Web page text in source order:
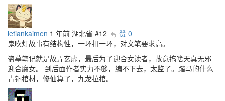
letiankaimen 1 年前 湖北省 #12
赞 0
鬼吹灯故事有结构性，一环扣一环，对文笔要求高。
盗墓笔记就是故弄玄虚，最后为了迎合女读者，故意搞啥天真无邪
迎合腐女。 到后面作者实力不够，编不下去，太监了。踏马的什么
青铜棺材，修仙算了，九龙拉棺。